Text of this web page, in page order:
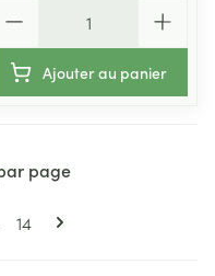
Ajouter au panier
la page
Page
14
page